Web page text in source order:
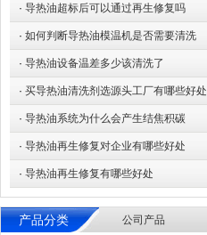
· 导热油超标后可以通过再生修复吗
· 如何判断导热油模温机是否需要清洗
· 导热油设备温差多少该清洗了
· 买导热油清洗剂选源头工厂有哪些好处
· 导热油系统为什么会产生结焦积碳
· 导热油再生修复对企业有哪些好处
· 导热油再生修复有哪些好处
产品分类 公司产品